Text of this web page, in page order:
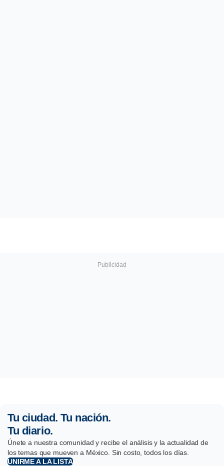
Tu ciudad. Tu nación.
Tu diario.
Únete a nuestra comunidad y recibe el análisis y la actualidad de
los temas que mueven a México. Sin costo, todos los días.
UNIRME A LA LISTA